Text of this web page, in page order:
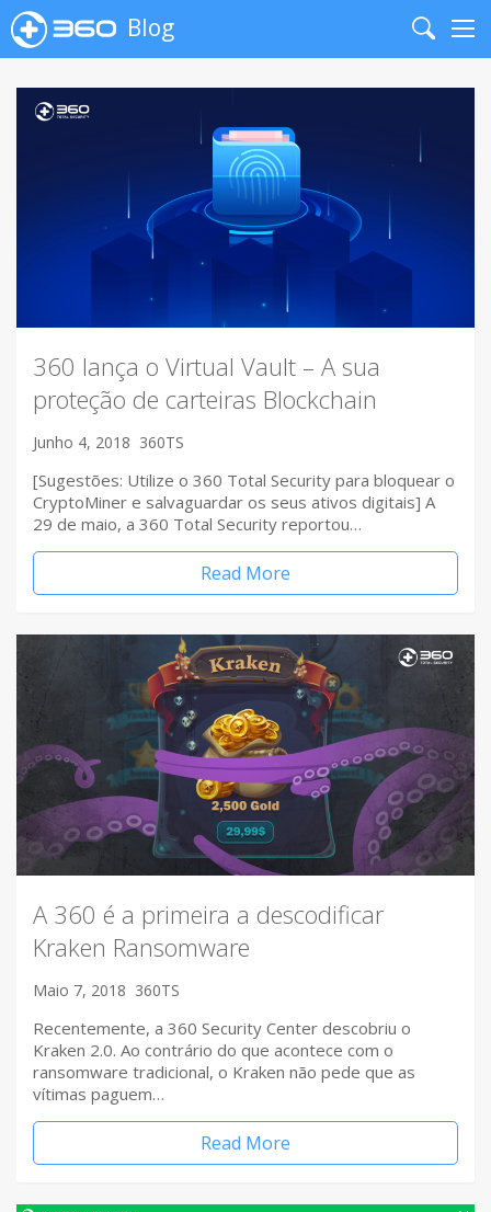
Blog
Search
360 lança o Virtual Vault – A sua
proteção de carteiras Blockchain
Junho 4, 2018 360TS
[Sugestões: Utilize o 360 Total Security para bloquear o
CryptoMiner e salvaguardar os seus ativos digitais] A
29 de maio, a 360 Total Security reportou…
Read More
A 360 é a primeira a descodificar
Kraken Ransomware
Maio 7, 2018 360TS
Recentemente, a 360 Security Center descobriu o
Kraken 2.0. Ao contrário do que acontece com o
ransomware tradicional, o Kraken não pede que as
vítimas paguem…
Read More